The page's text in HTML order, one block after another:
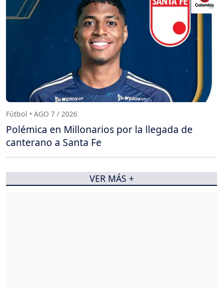
Fútbol • AGO 7 / 2026
Polémica en Millonarios por la llegada de
canterano a Santa Fe
VER MÁS +